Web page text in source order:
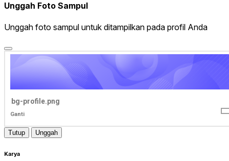
Unggah Foto Sampul
Unggah foto sampul untuk ditampilkan pada profil Anda
bg-profile.png
Ganti
Tutup Unggah
Karya